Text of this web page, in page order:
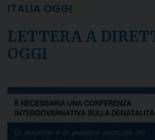
ITALIA OGGI
LETTERA A
OGGI